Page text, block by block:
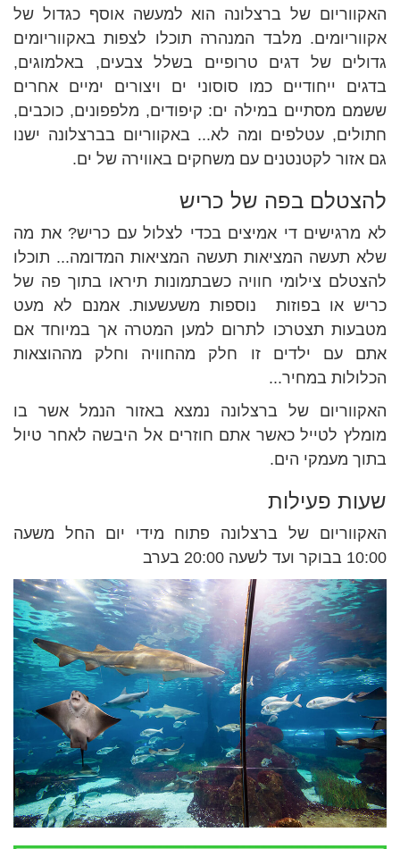
האקווריום של ברצלונה הוא למעשה אוסף כגדול של
אקווריומים. מלבד המנהרה תוכלו לצפות באקווריומים
גדולים של דגים טרופיים בשלל צבעים, באלמוגים,
בדגים ייחודיים כמו סוסוני ים ויצורים ימיים אחרים
ששמם מסתיים במילה ים: קיפודים, מלפפונים, כוכבים,
חתולים, עטלפים ומה לא... באקווריום בברצלונה ישנו
גם אזור לקטנטנים עם משחקים באווירה של ים.
להצטלם בפה של כריש
לא מרגישים די אמיצים בכדי לצלול עם כריש? את מה
שלא תעשה המציאות תעשה המציאות המדומה... תוכלו
להצטלם צילומי חוויה כשבתמונות תיראו בתוך פה של
כריש או בפוזות נוספות משעשעות. אמנם לא מעט
מטבעות תצטרכו לתרום למען המטרה אך במיוחד אם
אתם עם ילדים זו חלק מהחוויה וחלק מההוצאות
הכלולות במחיר...
האקווריום של ברצלונה נמצא באזור הנמל אשר בו
מומלץ לטייל כאשר אתם חוזרים אל היבשה לאחר טיול
בתוך מעמקי הים.
שעות פעילות
האקווריום של ברצלונה פתוח מידי יום החל משעה
10:00 בבוקר ועד לשעה 20:00 בערב